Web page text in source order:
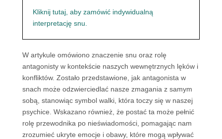
Kliknij tutaj, aby zamówić indywidualną
interpretację snu.
W artykule omówiono znaczenie snu oraz rolę
antagonisty w kontekście naszych wewnętrznych lęków i
konfliktów. Zostało przedstawione, jak antagonista w
snach może odzwierciedlać nasze zmagania z samym
sobą, stanowiąc symbol walki, która toczy się w naszej
psychice. Wskazano również, że postać ta może pełnić
rolę przewodnika po nieświadomości, pomagając nam
zrozumieć ukryte emocje i obawy, które mogą wpływać